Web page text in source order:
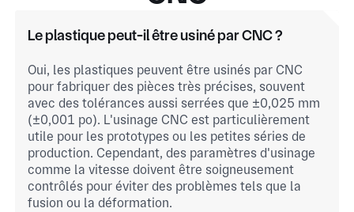
Le plastique peut-il être usiné par CNC ?
Oui, les plastiques peuvent être usinés par CNC
pour fabriquer des pièces très précises, souvent
avec des tolérances aussi serrées que ±0,025 mm
(±0,001 po). L'usinage CNC est particulièrement
utile pour les prototypes ou les petites séries de
production. Cependant, des paramètres d'usinage
comme la vitesse doivent être soigneusement
contrôlés pour éviter des problèmes tels que la
fusion ou la déformation.